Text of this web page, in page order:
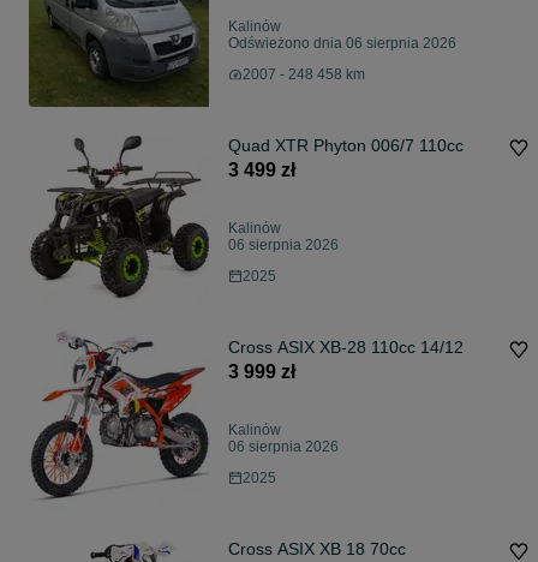
Kalinów
Odświeżono dnia 06 sierpnia 2026
2007 - 248 458 km
Quad XTR Phyton 006/7 110cc
3 499 zł
Kalinów
06 sierpnia 2026
2025
Cross ASIX XB-28 110cc 14/12
3 999 zł
Kalinów
06 sierpnia 2026
2025
Cross ASIX XB 18 70cc